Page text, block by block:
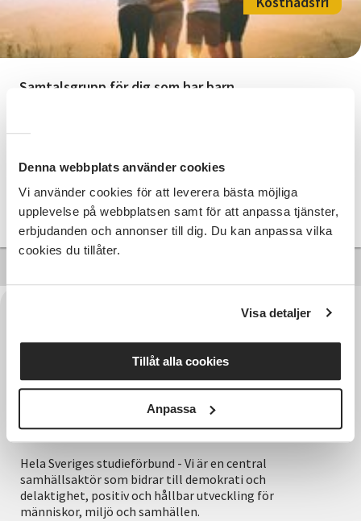
Denna webbplats använder cookies
Vi använder cookies för att leverera bästa möjliga
upplevelse på webbplatsen samt för att anpassa tjänster,
erbjudanden och annonser till dig. Du kan anpassa vilka
cookies du tillåter.
Visa detaljer
Tillåt alla cookies
Anpassa
Samtalsgrupp för dig som har barn
ons 2026-09-02
Läs mer och anmäl
Hela Sveriges studieförbund - Vi är en central
samhällsaktör som bidrar till demokrati och
delaktighet, positiv och hållbar utveckling för
människor, miljö och samhällen.